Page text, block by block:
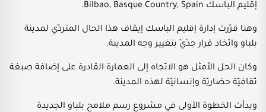
إقليم الباسك Bilbao, Basque Country, Spain.
وهنا قرّرت إدارة إقليم الباسك إيقاف هذا الحال المتردّي لمدينة
بلباو واتّخاذ قرار جدّيّ بتغيير وجه المدينة.
وكان الحل الأمثل هو الاتّجاه إلى العمارة القادرة على إضافة صبغة
ثقافيّة حضاريّة وإنسانيّة لهذه المدينة.
وبدأت الخطوة الأولى في مشروع رسم ملامح بلباو الجديدة